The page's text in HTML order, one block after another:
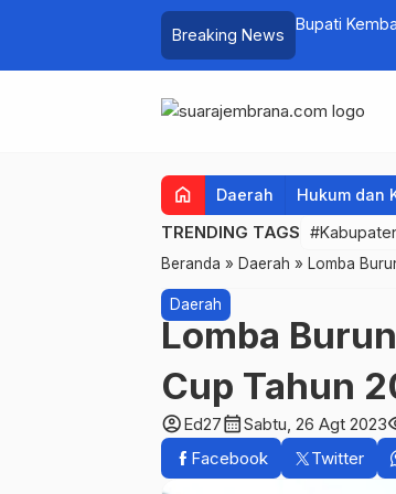
Breaking News
Bupati
home Daerah Hukum dan
TRENDING TAGS
Beranda » Daerah » Lomba
Daerah
Lomba
Cup Tahun
account_circleEd27calendar_monthSabtu, 26 Agt 2023
Facebook
Twitter